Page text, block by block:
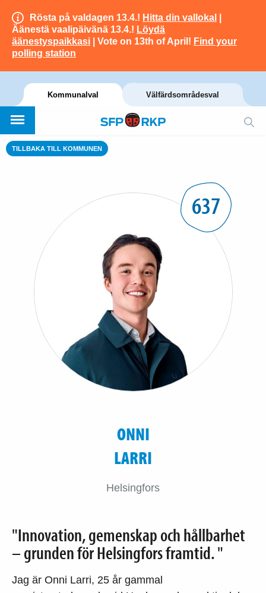
Rösta på valdagen 13.4.! Hitta din vallokal
Äänestä vaalipäivänä 13.4.! Löydä
äänestyspaikkasi | Vote on 13th of April! Find your
polling station
Kommunalval Välfärdsområdesval
TILLBAKA TILL KOMMUNEN
637
ONNI
LARRI
Helsingfors
"Innovation, gemenskap och hållbarhet
– grunden för Helsingfors framtid. "
Jag är Onni Larri, 25 år gammal